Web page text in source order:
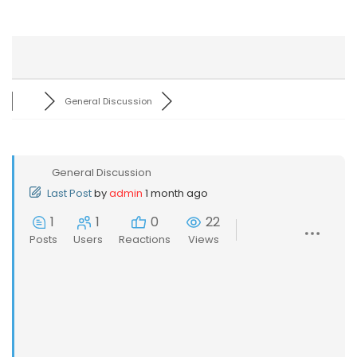
General Discussion
General Discussion
Last Postbyadmin 1 month ago
1
Posts
1
Users
0
Reactions
22
Views